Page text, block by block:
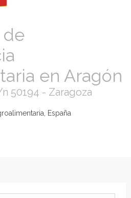
de
en Aragón
50194 - Zaragoza
España